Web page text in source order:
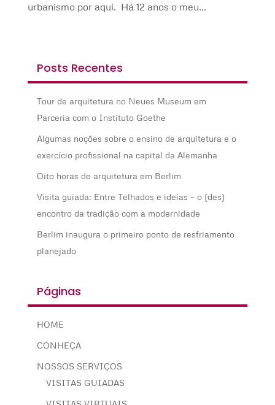
urbanismo por aqui. Há 12 anos o meu...
Posts Recentes
Tour de arquitetura no Neues Museum em
Parceria com o Instituto Goethe
Algumas noções sobre o ensino de arquitetura e o
exercício profissional na capital da Alemanha
Oito horas de arquitetura em Berlim
Visita guiada: Entre Telhados e ideias – o (des)
encontro da tradição com a modernidade
Berlim inaugura o primeiro ponto de resfriamento
planejado
Páginas
HOME
CONHEÇA
NOSSOS SERVIÇOS
VISITAS GUIADAS